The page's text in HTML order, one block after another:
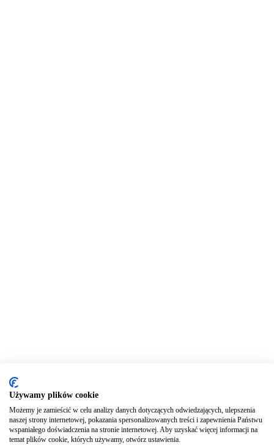
Używamy plików cookie
Możemy je zamieścić w celu analizy danych dotyczących odwiedzających, ulepszenia
naszej strony internetowej, pokazania spersonalizowanych treści i zapewnienia Państwu
wspaniałego doświadczenia na stronie internetowej. Aby uzyskać więcej informacji na
temat plików cookie, których używamy, otwórz ustawienia.